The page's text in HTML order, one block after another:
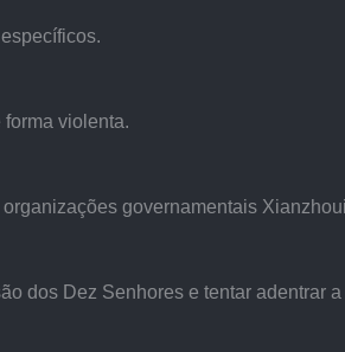
violenta.
governamentais
dos Dez Senhores e tentar adentrar